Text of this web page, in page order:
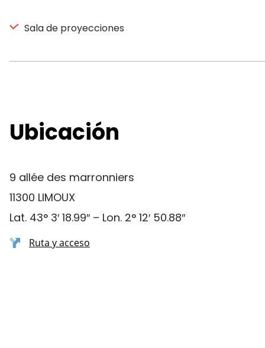
Sala de proyecciones
Ubicación
9 allée des marronniers
11300 LIMOUX
Lat. 43° 3′ 18.99″ – Lon. 2° 12′ 50.88″
Ruta y acceso